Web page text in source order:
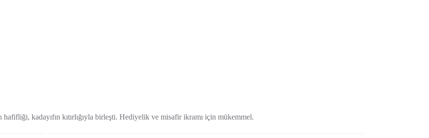
kadayıfın kıtırlığıyla birleşti. Hediyelik ve misafir ikramı için mükemmel.